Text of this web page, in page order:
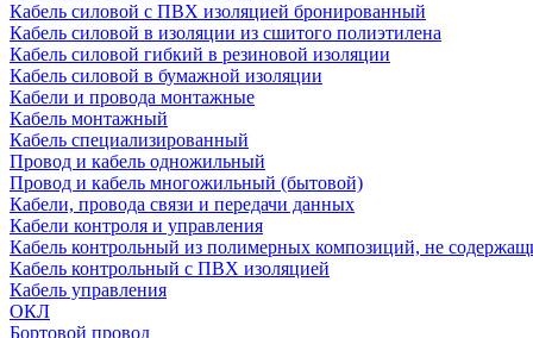
Кабель силовой с ПВХ изоляцией бронированный
Кабель силовой в изоляции из сшитого полиэтилена
Кабель силовой гибкий в резиновой изоляции
Кабель силовой в бумажной изоляции
Кабели и провода монтажные
Кабель монтажный
Кабель специализированный
Провод и кабель одножильный
Провод и кабель многожильный (бытовой)
Кабели, провода связи и передачи данных
Кабели контроля и управления
Кабель контрольный из полимерных композиций, не
Кабель контрольный с ПВХ изоляцией
Кабель управления
ОКЛ
Бортовой провод